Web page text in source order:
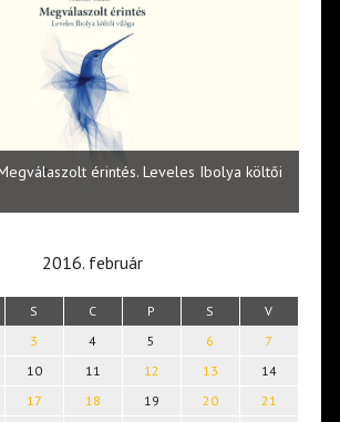
érintés. Leveles Ibolya költői
2016. február
S C P S V
3 4 5 6
7
10 11 12 13
14
17 18 19 20
21